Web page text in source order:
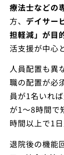
療法士などの
方、 デイサー
担軽減」が目
活支援が中心
人員配置も異
職の配置が必
員が1名いれ
が1～8時間で
時間以上で1日
退院後の機能